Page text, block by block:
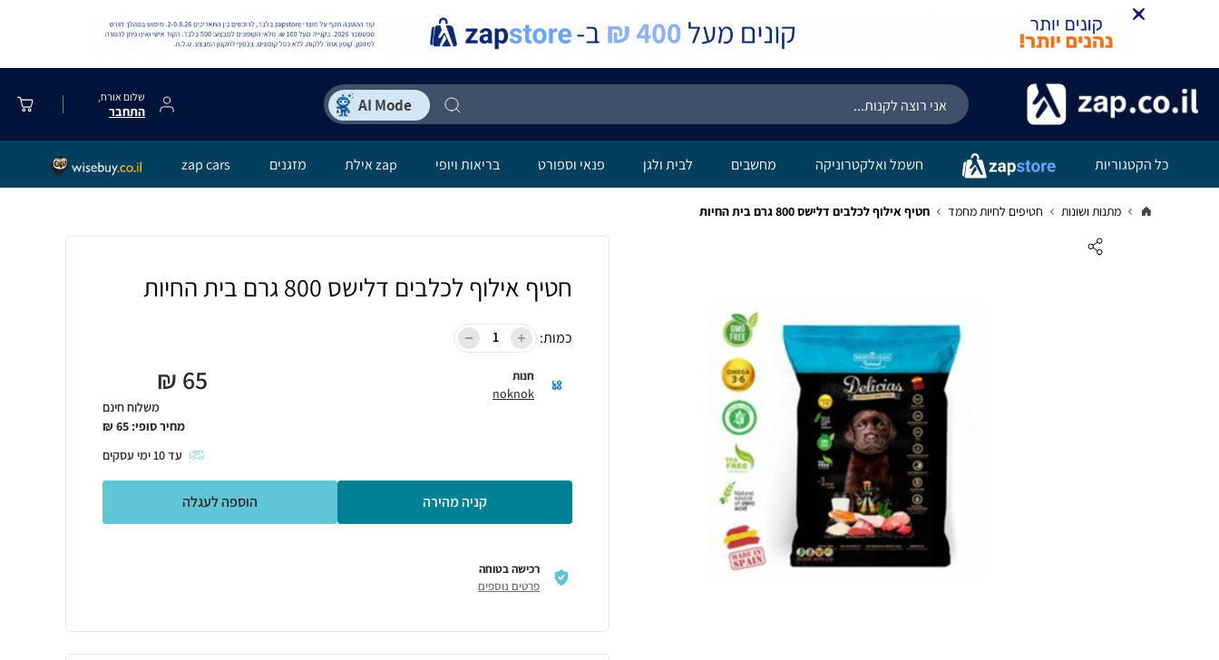
שלום אורח,
התחבר
כל הקטגוריות חשמל ואלקטרוניקה מחשבים לבית ולגן פנאי וספורט בריאות ויופי zap אילת מזגנים zap cars
מתנות ושונות חטיפים לחיות מחמד חטיף אילוף לכלבים דלישס 800 גרם בית החיות
חטיף אילוף לכלבים דלישס 800 גרם בית החיות
כמות:
חנות
noknok
65
₪
משלוח חינם
מחיר סופי: 65
₪
עד10 ימי עסקים
קניה מהירה הוספה לעגלה
רכישה בטוחה
פרטים נוספים